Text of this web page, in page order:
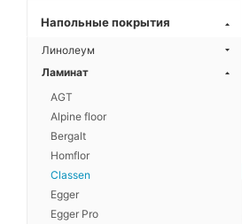
Напольные покрытия
Линолеум
Ламинат
AGT
Alpine floor
Bergalt
Homflor
Classen
Egger
Egger Pro